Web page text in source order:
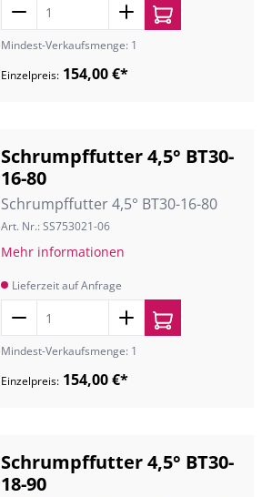
Mindest-Verkaufsmenge: 1
Einzelpreis: 154,00 €*
Schrumpffutter 4,5° BT30-
16-80
Schrumpffutter 4,5° BT30-16-80
Art. Nr.: SS753021-06
Mehr informationen
Lieferzeit auf Anfrage
Mindest-Verkaufsmenge: 1
Einzelpreis: 154,00 €*
Schrumpffutter 4,5° BT30-
18-90